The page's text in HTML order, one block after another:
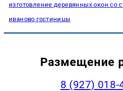
изготовление деревянных окон со
иваново гостиницы
Размещение
8 (927) 018-